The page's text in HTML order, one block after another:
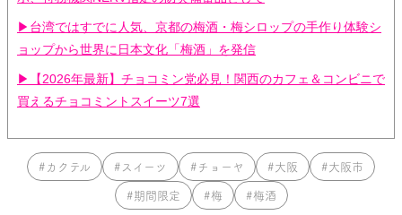
▶︎台湾ではすでに人気、京都の梅酒・梅シロップの手作り体験シ
ョップから世界に日本文化「梅酒」を発信
▶︎【2026年最新】チョコミン党必見！関西のカフェ＆コンビニで
買えるチョコミントスイーツ7選
#カクテル #スイーツ #チョーヤ #大阪 #大阪市
#期間限定 #梅 #梅酒